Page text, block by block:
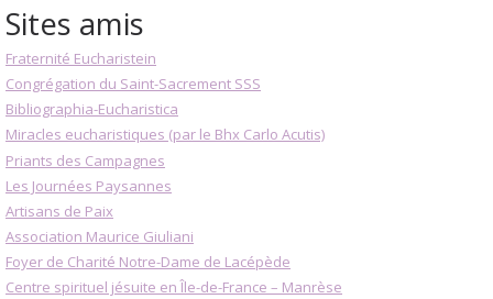
Sites amis
Fraternité Eucharistein
Congrégation du Saint-Sacrement SSS
Bibliographia-Eucharistica
Miracles eucharistiques (par le Bhx Carlo Acutis)
Priants des Campagnes
Les Journées Paysannes
Artisans de Paix
Association Maurice Giuliani
Foyer de Charité Notre-Dame de Lacépède
Centre spirituel jésuite en Île-de-France – Manrèse